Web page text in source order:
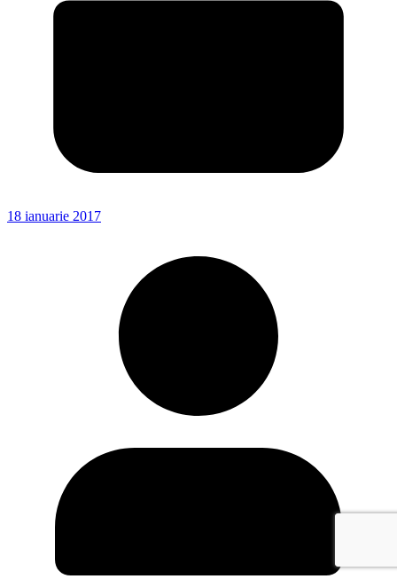
18 ianuarie 2017